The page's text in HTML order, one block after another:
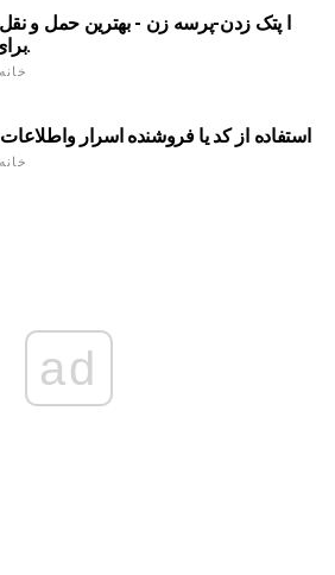
ا پتک زدن-پرسه زن - بهترین حمل و
برای کودکان.
استفاده از کد یا فروشنده اسرار
ad